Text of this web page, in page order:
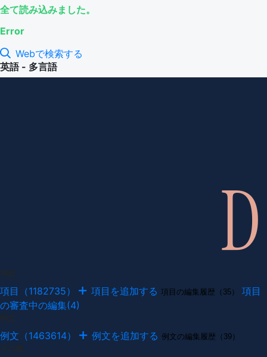
全て読み込みました。
Error
Webで検索する
英語 - 多言語
項目（1182735） 項目を追加する 項目の編集履歴（35）
項目
の審査中の編集(4)
例文（1463614） 例文を追加する 例文の編集履歴（39）